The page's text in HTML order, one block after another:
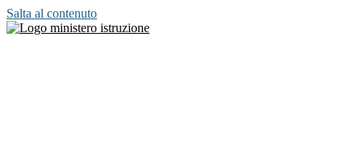
Salta al contenuto